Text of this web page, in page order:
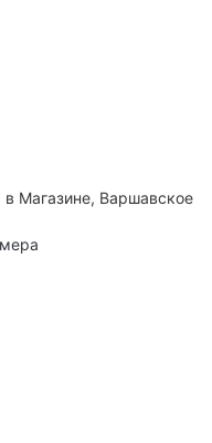
в Магазине, Варшавское